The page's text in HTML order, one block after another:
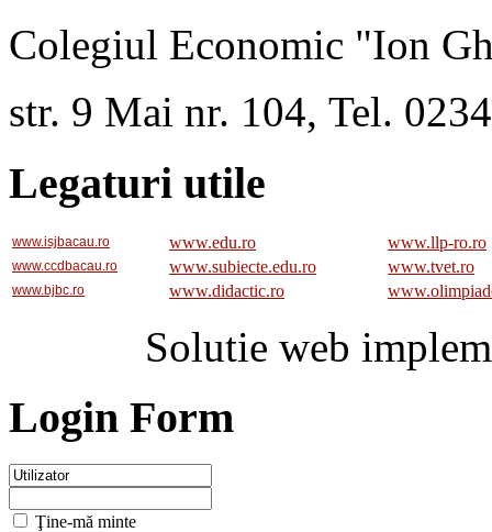
Colegiul Economic "Ion
str. 9 Mai nr. 104, Tel.
Legaturi utile
www.isjbacau.ro www.edu.ro www.llp-ro.ro
www.ccdbacau.ro www.subiecte.edu.ro www.tvet.ro
www.bjbc.ro www.didactic.ro
Solutie web
Login Form
Ţine-mă minte